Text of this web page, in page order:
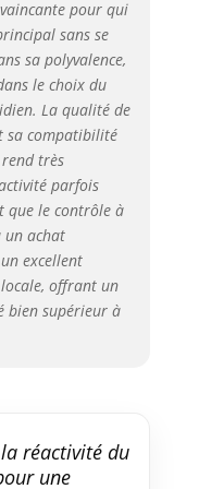
savez
welock
à un
un réseau
dans
le
la
être
serrure
de
le corps
et le
pour qui
sans se
sa polyvalence,
le choix du
La qualité de
sa compatibilité
très
parfois
que le contrôle à
achat
excellent
offrant un
bien supérieur à
réactivité du
une